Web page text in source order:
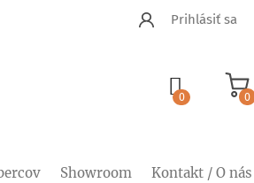
 Prihlásiť sa
Showroom Kontakt / O nás
shopping_cart
0
0